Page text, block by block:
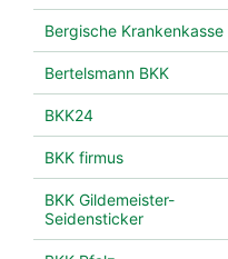
Bergische Krankenkasse
Bertelsmann BKK
BKK24
BKK firmus
BKK Gildemeister-
Seidensticker